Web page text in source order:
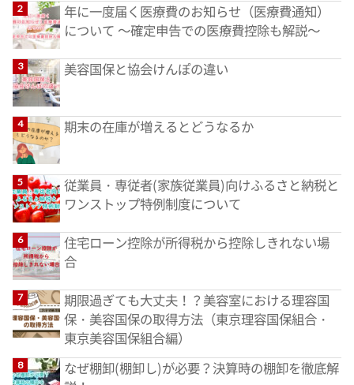
年に一度届く医療費のお知らせ（医療費通知）
について ～確定申告での医療費控除も解説～
美容国保と協会けんぽの違い
期末の在庫が増えるとどうなるか
従業員・専従者(家族従業員)向けふるさと納税と
ワンストップ特例制度について
住宅ローン控除が所得税から控除しきれない場
合
期限過ぎても大丈夫！？美容室における理容国
保・美容国保の取得方法（東京理容国保組合・
東京美容国保組合編）
なぜ棚卸(棚卸し)が必要？決算時の棚卸を徹底解